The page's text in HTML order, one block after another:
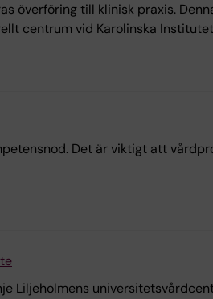
överföring till klinisk praxis.
centrum vid Karolinska
Det är viktigt att
Liljeholmens